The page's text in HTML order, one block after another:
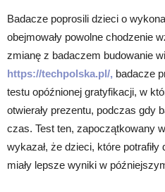
Badacze poprosili dzieci o
obejmowały powolne chodzenie
zmianę z badaczem budowanie
https://techpolska.pl/, badacze
testu opóźnionej gratyfikacji, w
otwierały prezentu, podczas gdy
czas. Test ten, zapoczątkowany
wykazał, że dzieci, które potrafiły
miały lepsze wyniki w